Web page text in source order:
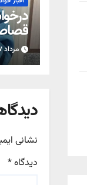
مرداد ۱۷, ۱۴۰۵
نشانی
دیدگاه*